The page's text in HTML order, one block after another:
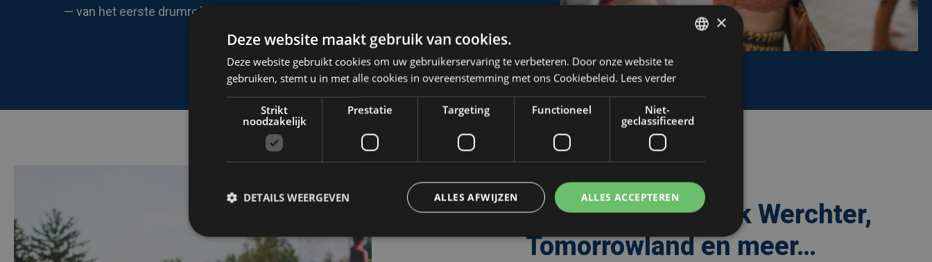
— van het eerste drumroffel tot de laatste noot.
Al een blik op Rock Werchter,
Tomorrowland en meer…
×
Deze website maakt gebruik van cookies.
Deze website gebruikt cookies om uw gebruikerservaring te verbeteren. Door onze website te
gebruiken, stemt u in met alle cookies in overeenstemming met ons Cookiebeleid. Lees verder
Strikt
noodzakelijk
Prestatie Targeting Functioneel
Niet-
geclassificeerd
ALLES ACCEPTEREN
ALLES AFWIJZEN
DETAILS WEERGEVEN